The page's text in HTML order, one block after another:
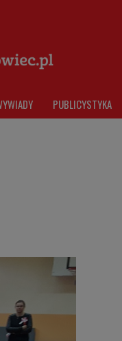
PUBLICYSTYKA